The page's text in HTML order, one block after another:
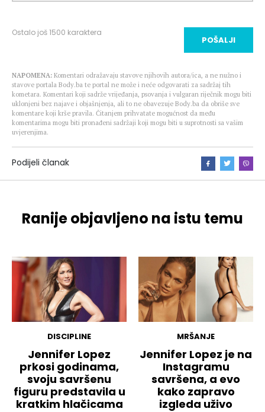
Ostalo još1500 karaktera
POŠALJI
NAPOMENA: Komentari odražavaju stavove njihovih autora/ica, a ne nužno i
stavove portala Body.ba te portal ne može i neće odgovarati za sadržaj tih
kometara. Komentari koji sadrže vrijeđanja, psovanja i vulgaran riječnik mogu biti
uklonjeni bez najave i objašnjenja, ali to ne obavezuje Body.ba da obriše sve
komentare koji krše pravila. Čitanjem prihvatate mogućnost da među
komentarima mogu biti pronađeni sadržaji koji mogu biti u suprotnosti sa vašim
uvjerenjima.
Podijeli članak
Ranije objavljeno na istu temu
DISCIPLINE
Jennifer Lopez
prkosi godinama,
svoju savršenu
figuru predstavila u
kratkim hlačicama
MRŠANJE
Jennifer Lopez je na
Instagramu
savršena, a evo
kako zapravo
izgleda uživo